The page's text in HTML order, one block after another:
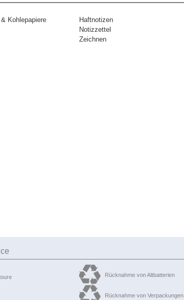
Kohlepapiere
Haftnotizen
Notizzettel
Zeichnen
Rücknahme von Altbatterien
Rücknahme von Verpackungen